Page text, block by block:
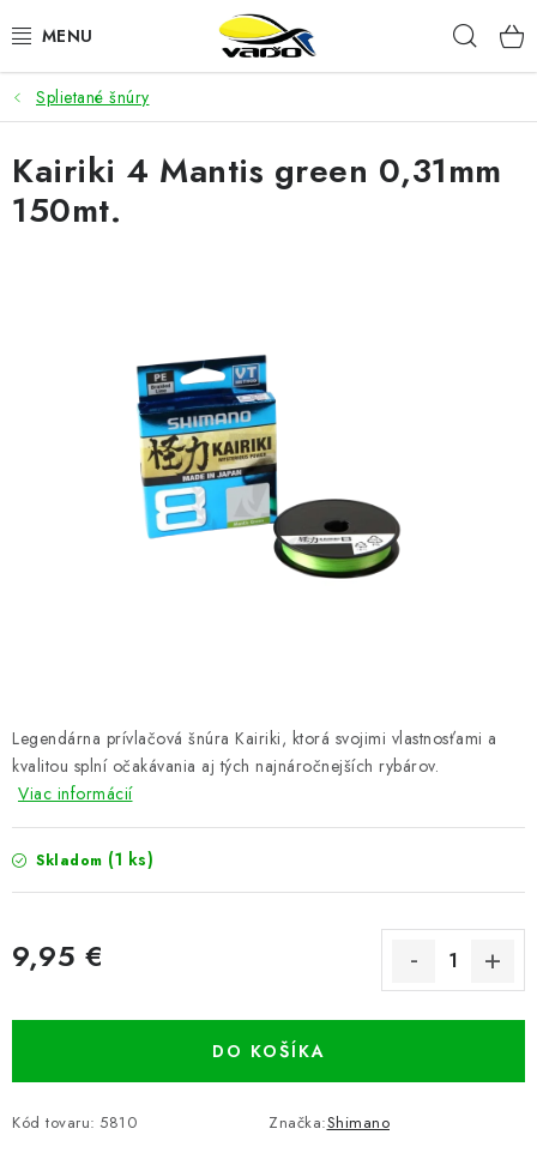
na
ŽIVÁ NÁSTRAHA
BIŽUTÉRIA
FEEDER
PRETEKÁRSKE SEDAČKY
NAVIJAKY
PRÚTY
KONTAKTY
Splietané šnúry
Legendárna prívlačová šnúra Kairiki, ktorá svojimi vlastnosťami a
kvalitou splní očakávania aj tých najnáročnejších rybárov.
Viac informácií
Skladom (1 ks)
9,95 €
DO KOŠÍKA
Kód tovaru: 5810 Značka:Shimano
Kairiki 4 Mantis green 0,31mm
150mt.